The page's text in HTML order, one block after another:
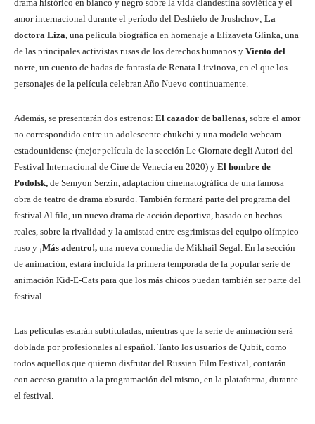
drama histórico en blanco y negro sobre la vida clandestina soviética y el
amor internacional durante el período del Deshielo de Jrushchov; La
doctora Liza, una película biográfica en homenaje a Elizaveta Glinka, una
de las principales activistas rusas de los derechos humanos y Viento del
norte, un cuento de hadas de fantasía de Renata Litvinova, en el que los
personajes de la película celebran Año Nuevo continuamente.
Además, se presentarán dos estrenos: El cazador de ballenas, sobre el amor
no correspondido entre un adolescente chukchi y una modelo webcam
estadounidense (mejor película de la sección Le Giornate degli Autori del
Festival Internacional de Cine de Venecia en 2020) y El hombre de
Podolsk, de Semyon Serzin, adaptación cinematográfica de una famosa
obra de teatro de drama absurdo. También formará parte del programa del
festival Al filo, un nuevo drama de acción deportiva, basado en hechos
reales, sobre la rivalidad y la amistad entre esgrimistas del equipo olímpico
ruso y ¡Más adentro!, una nueva comedia de Mikhail Segal. En la sección
de animación, estará incluida la primera temporada de la popular serie de
animación Kid-E-Cats para que los más chicos puedan también ser parte del
festival.
Las películas estarán subtituladas, mientras que la serie de animación será
doblada por profesionales al español. Tanto los usuarios de Qubit, como
todos aquellos que quieran disfrutar del Russian Film Festival, contarán
con acceso gratuito a la programación del mismo, en la plataforma, durante
el festival.